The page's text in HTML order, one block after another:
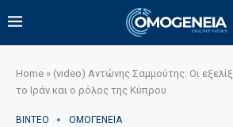
Home » (video) Αντώνης Σαμμούτης: Οι
το Ιράν και ο ρόλος της Κύπρου
ΒΙΝΤΕΟ ΟΜΟΓΕΝΕΙΑ